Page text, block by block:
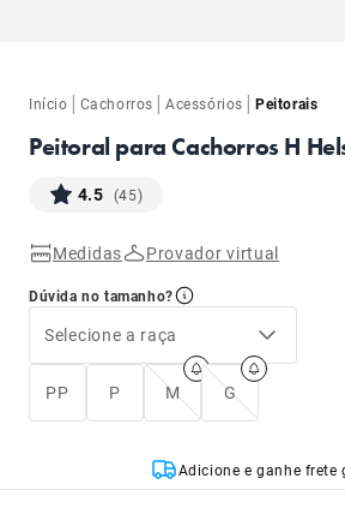
Início | Cachorros |Acessórios |Peitorais
Peitoral para Cachorros H
4.5 (45)
Medidas Provador virtual
Dúvida no tamanho?
Selecione a raça
PP P M G
Adicione e ganhe frete